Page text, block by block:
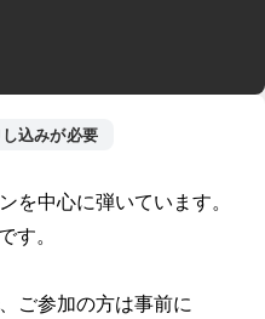
込みが必要
を中心に弾いています。
。
ご参加の方は事前に